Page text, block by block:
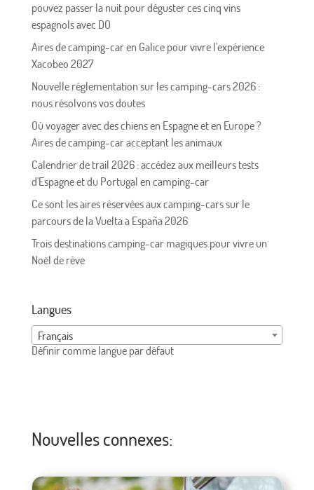
pouvez passer la nuit pour déguster ces cinq vins
espagnols avec DO
Aires de camping-car en Galice pour vivre l'expérience
Xacobeo 2027
Nouvelle réglementation sur les camping-cars 2026 :
nous résolvons vos doutes
Où voyager avec des chiens en Espagne et en Europe ?
Aires de camping-car acceptant les animaux
Calendrier de trail 2026 : accédez aux meilleurs tests
d'Espagne et du Portugal en camping-car
Ce sont les aires réservées aux camping-cars sur le
parcours de la Vuelta a España 2026
Trois destinations camping-car magiques pour vivre un
Noël de rêve
Langues
Français
Définir comme langue par défaut
Nouvelles connexes: